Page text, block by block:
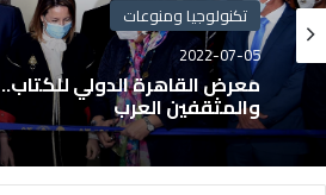
تكنولوجيا ومنوعات
2022-07-05
معرض القاهرة الدولي
والمثقفين العرب